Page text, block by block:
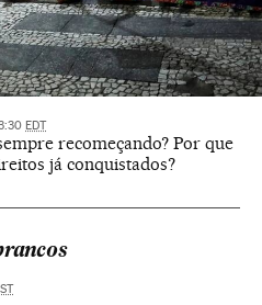
EDT
recomeçando? Por que
já conquistados?